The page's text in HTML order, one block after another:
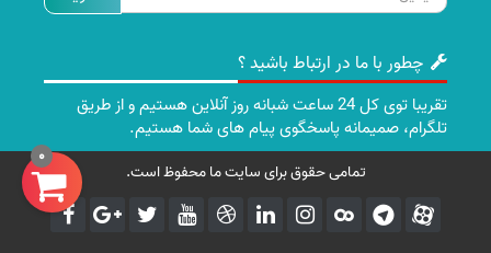
چطور با ما در ارتباط باشید ؟
تقریبا توی کل 24 ساعت شبانه روز آنلاین هستیم و از طریق
تلگرام، صمیمانه پاسخگوی پیام های شما هستیم.
تمامی حقوق برای سایت ما محفوظ است.
0